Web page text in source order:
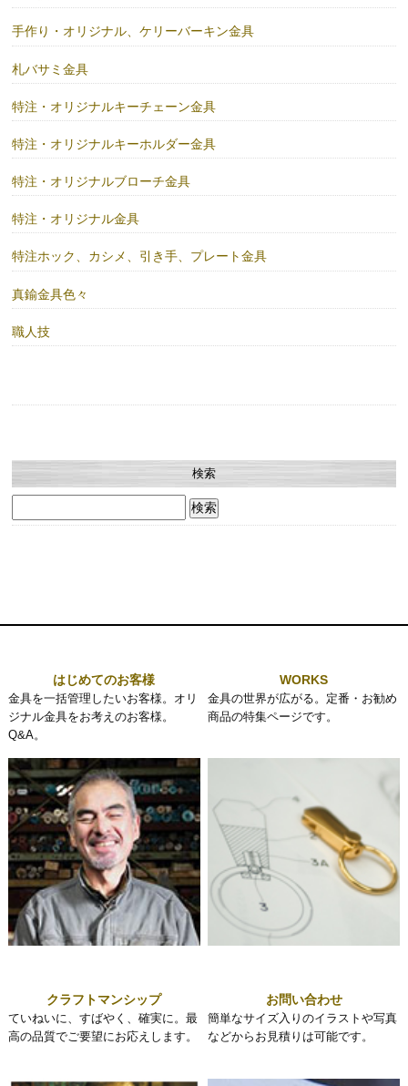
手作り・オリジナル、ケリーバーキン金具
札バサミ金具
特注・オリジナルキーチェーン金具
特注・オリジナルキーホルダー金具
特注・オリジナルブローチ金具
特注・オリジナル金具
特注ホック、カシメ、引き手、プレート金具
真鍮金具色々
職人技
検索
索:
はじめてのお客様
金具を一括管理したいお客様。オリ
ジナル金具をお考えのお客様。
Q&A。
WORKS
金具の世界が広がる。定番・お勧め
商品の特集ページです。
クラフトマンシップ
ていねいに、すばやく、確実に。最
高の品質でご要望にお応えします。
お問い合わせ
簡単なサイズ入りのイラストや写真
などからお見積りは可能です。